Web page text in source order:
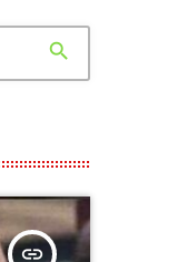
search
insert_link